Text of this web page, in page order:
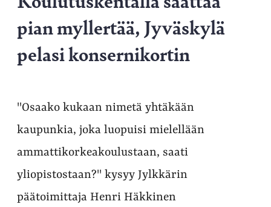
pian myllertää, Jyväskylä
pelasi konsernikortin
"Osaako kukaan nimetä yhtäkään
kaupunkia, joka luopuisi mielellään
ammattikorkeakoulustaan, saati
yliopistostaan?" kysyy Jylkkärin
päätoimittaja Henri Häkkinen